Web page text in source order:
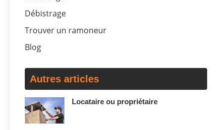
Débistrage
Trouver un ramoneur
Blog
Autres articles
Locataire ou propriétaire